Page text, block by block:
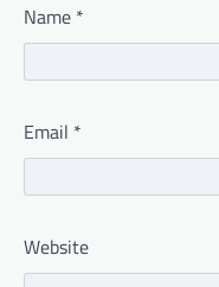
Name *
Email *
Website